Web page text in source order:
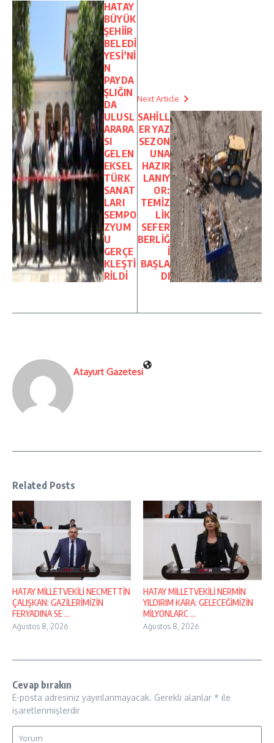
HATAY
BÜYÜK
ŞEHİİR
BELEDİ
YESİ’Nİ
N
PAYDA
ŞLIĞIN
DA
ULUSL
ARARA
SI
GELEN
EKSEL
TÜRK
SANAT
LARI
SEMPO
ZYUM
U
GERÇE
KLEŞTİ
RİLDİ
Next Article
SAHİLL
ER YAZ
SEZON
UNA
HAZIR
LANIY
OR:
TEMİZ
LİK
SEFER
BERLİĞ
İ
BAŞLA
DI
Atayurt Gazetesi
Related Posts
HATAY MİLLETVEKİLİ NECMETTİN
ÇALIŞKAN: GAZİLERİMİZİN
FERYADINA SE ...
Ağustos 8, 2026
HATAY MİLLETVEKİLİ NERMİN
YILDIRIM KARA: GELECEĞİMİZİN
MİLYONLARC ...
Ağustos 8, 2026
Cevap bırakın
E-posta adresiniz yayınlanmayacak. Gerekli alanlar * ile
işaretlenmişlerdir